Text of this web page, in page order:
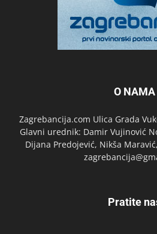
O NAMA
Zagrebancija.com Ulica Grada
Glavni urednik: Damir Vujinović
Dijana Predojević, Nikša
Pratite